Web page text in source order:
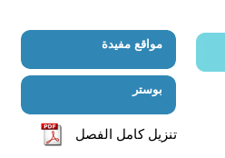
مواقع مفيدة
بوستر
تنزيل كامل الفصل